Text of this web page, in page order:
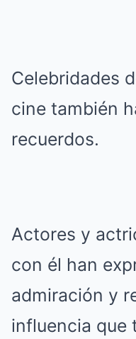
Celebridades
cine también
recuerdos.
Actores y
con él han
admiración y
influencia que